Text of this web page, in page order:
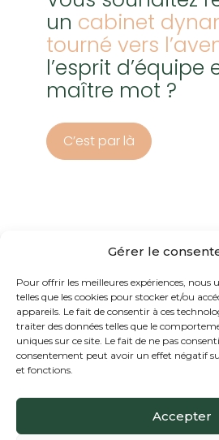
Gérer le
Pour offrir les meilleures expériences, nous
telles que les cookies pour stocker et/ou
appareils. Le fait de consentir à ces
traiter des données telles que le
uniques sur ce site. Le fait de ne pas
consentement peut avoir un effet négatif
et fonctions.
Accepter
un cabinet
tourné vers
l’esprit d’équipe
maître mot ?
C’est par là
Footer
Principale
Puy Foucaud – 6/8
24310 BRANTOME EN
4 Avenue du pré des
NONTRON